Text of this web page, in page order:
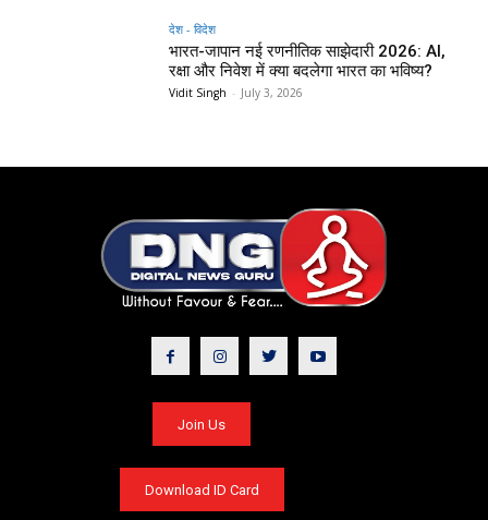
देश - विदेश
भारत-जापान नई रणनीतिक साझेदारी 2026: AI,
रक्षा और निवेश में क्या बदलेगा भारत का भविष्य?
Vidit Singh - July 3, 2026
Join Us
Download ID Card